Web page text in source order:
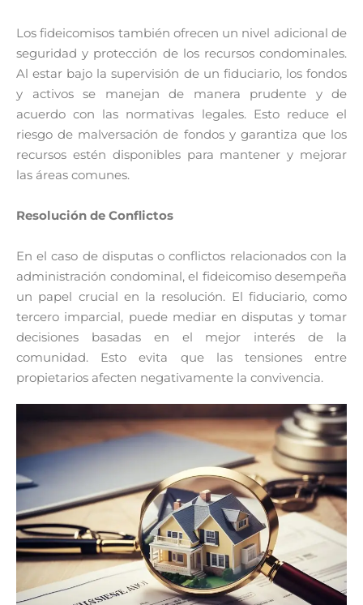
Los fideicomisos también ofrecen un nivel adicional de
seguridad y protección de los recursos condominales.
Al estar bajo la supervisión de un fiduciario, los fondos
y activos se manejan de manera prudente y de
acuerdo con las normativas legales. Esto reduce el
riesgo de malversación de fondos y garantiza que los
recursos estén disponibles para mantener y mejorar
las áreas comunes.
Resolución de Conflictos
En el caso de disputas o conflictos relacionados con la
administración condominal, el fideicomiso desempeña
un papel crucial en la resolución. El fiduciario, como
tercero imparcial, puede mediar en disputas y tomar
decisiones basadas en el mejor interés de la
comunidad. Esto evita que las tensiones entre
propietarios afecten negativamente la convivencia.